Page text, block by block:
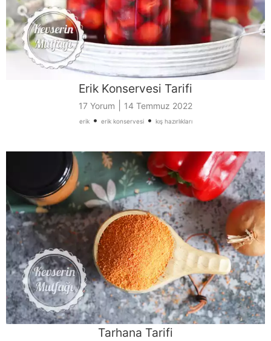
Erik Konservesi Tarifi
17 Yorum 14 Temmuz 2022
erik• erik konservesi• kış hazırlıkları
Tarhana Tarifi